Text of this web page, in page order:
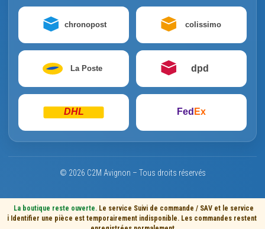
chronopost colissimo
La Poste dpd
DHL Fed Ex
© 2026 C2M Avignon – Tous droits réservés
ℹ️
La boutique reste ouverte.Le service Suivi de commande / SAV et le service
Identifier une pièce est temporairement indisponible. Les commandes restent